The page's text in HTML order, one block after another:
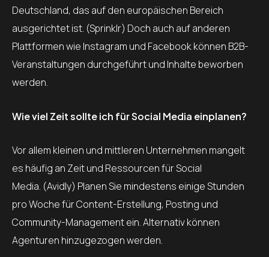
Deutschland, das auf den europäischen Bereich
ausgerichtet ist. (Sprinklr) Doch auch auf anderen
Plattformen wie Instagram und Facebook können B2B-
Veranstaltungen durchgeführt und Inhalte beworben
werden.
Wie viel Zeit sollte ich für Social Media einplanen?
Vor allem kleinen und mittleren Unternehmen mangelt
es häufig an Zeit und Ressourcen für Social
Media. (Avidly) Planen Sie mindestens einige Stunden
pro Woche für Content-Erstellung, Posting und
Community-Management ein. Alternativ können
Agenturen hinzugezogen werden.